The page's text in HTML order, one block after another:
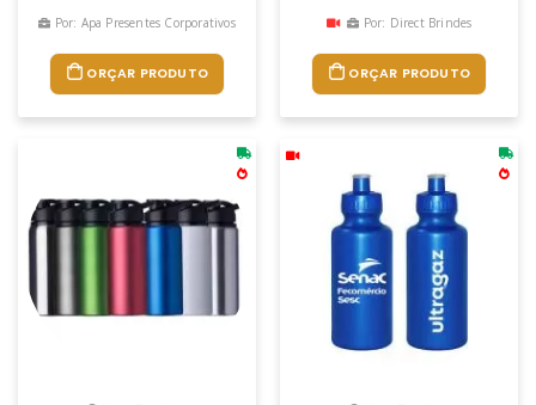
Por: Apa Presentes Corporativos
ORÇAR PRODUTO
Por: Direct Brindes
ORÇAR PRODUTO